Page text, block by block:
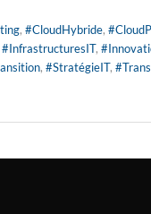
, #CloudHybride,
#InfrastructuresIT,
, #StratégieIT,